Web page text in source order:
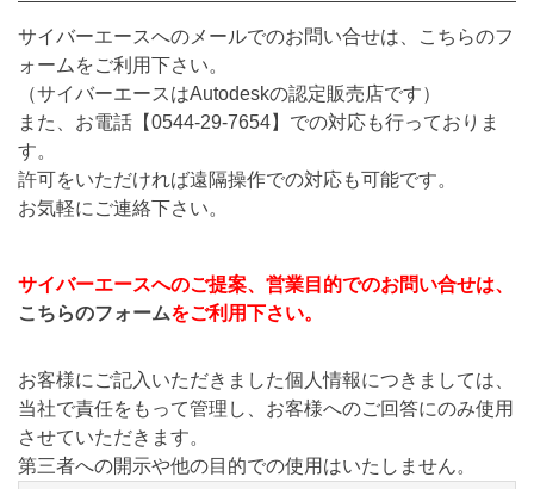
サイバーエースへのメールでのお問い合せは、こちらのフ
ォームをご利用下さい。
（サイバーエースはAutodeskの認定販売店です）
また、お電話【0544-29-7654】での対応も行っておりま
す。
許可をいただければ遠隔操作での対応も可能です。
お気軽にご連絡下さい。
サイバーエースへのご提案、営業目的でのお問い合せは、
こちらのフォームをご利用下さい。
お客様にご記入いただきました個人情報につきましては、
当社で責任をもって管理し、お客様へのご回答にのみ使用
させていただきます。
第三者への開示や他の目的での使用はいたしません。